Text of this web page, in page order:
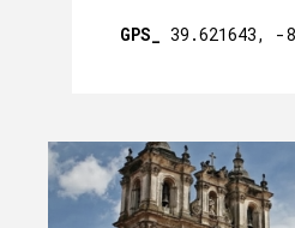
GPS_ 39.621643, -